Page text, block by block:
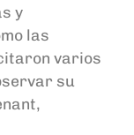
y
las
varios
su